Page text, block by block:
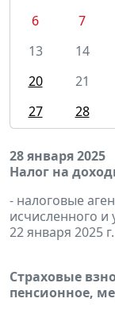
6
7
13
14
20
21
27
28
28 января 2025
Налог на
- налоговые
исчисленного и
22 января 2025 г.
Страховые
пенсионное,